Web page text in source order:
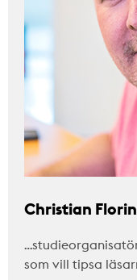
Christian Florin
som vill tipsa